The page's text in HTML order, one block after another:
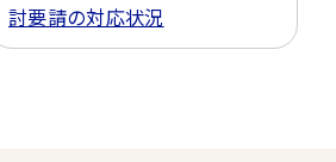
討要請の対応状況